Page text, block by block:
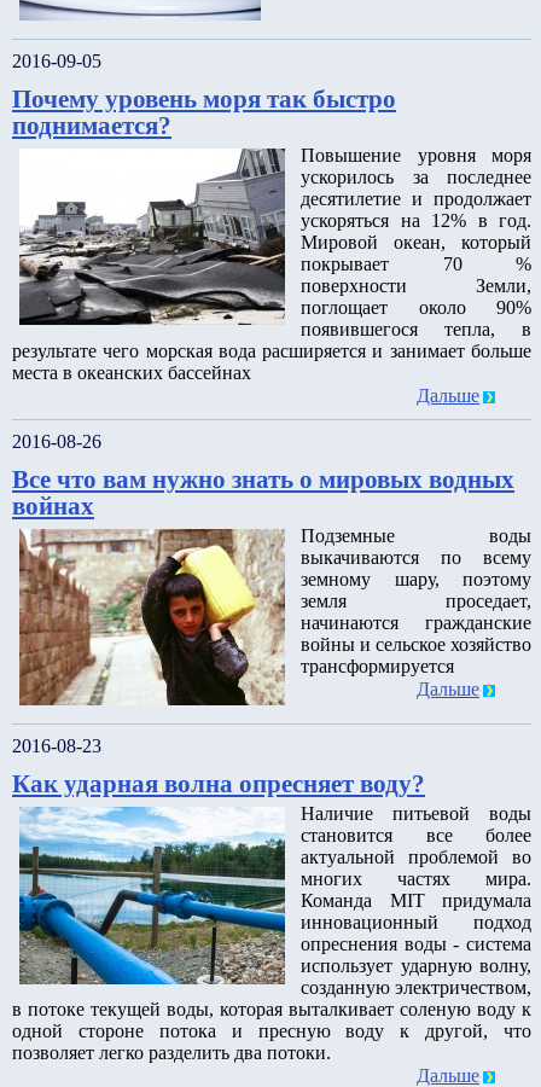
2016-09-05
Почему уровень моря так быстро
поднимается?
Повышение уровня моря
ускорилось за последнее
десятилетие и продолжает
ускоряться на 12% в год.
Мировой океан, который
покрывает 70 %
поверхности Земли,
поглощает около 90%
появившегося тепла, в
результате чего морская вода расширяется и занимает больше
места в океанских бассейнах
Дальше
2016-08-26
Все что вам нужно знать о мировых водных
войнах
Подземные воды
выкачиваются по всему
земному шару, поэтому
земля проседает,
начинаются гражданские
войны и сельское хозяйство
трансформируется
Дальше
2016-08-23
Как ударная волна опресняет воду?
Наличие питьевой воды
становится все более
актуальной проблемой во
многих частях мира.
Команда MIT придумала
инновационный подход
опреснения воды - система
использует ударную волну,
созданную электричеством,
в потоке текущей воды, которая выталкивает соленую воду к
одной стороне потока и пресную воду к другой, что
позволяет легко разделить два потоки.
Дальше